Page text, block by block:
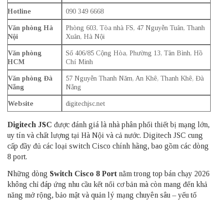
Hotline 090 349 6668
Văn phòng Hà
Nội
Phòng 603, Tòa nhà FS, 47 Nguyễn Tuân, Thanh
Xuân, Hà Nội
Văn phòng
HCM
Số 406/85 Cộng Hòa, Phường 13, Tân Bình, Hồ
Chí Minh
Văn phòng Đà
Nẵng
57 Nguyễn Thanh Năm, An Khê, Thanh Khê, Đà
Nẵng
Website digitechjsc.net
Digitech JSC được đánh giá là nhà phân phối thiết bị mạng lớn,
uy tín và chất lượng tại Hà Nội và cả nước. Digitech JSC cung
cấp đầy đủ các loại switch Cisco chính hãng, bao gồm các dòng
8 port.
Những dòng Switch Cisco 8 Port nằm trong top bán chạy 2026
không chỉ đáp ứng nhu cầu kết nối cơ bản mà còn mang đến khả
năng mở rộng, bảo mật và quản lý mạng chuyên sâu – yếu tố